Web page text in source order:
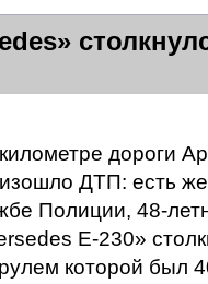
дороги
ДТП: есть
Полиции, 48-
E-230»
которой был